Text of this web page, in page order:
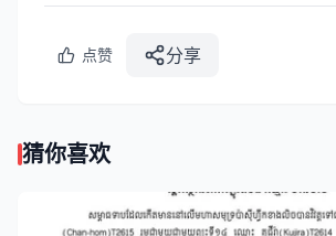
点赞 分享
猜你喜欢